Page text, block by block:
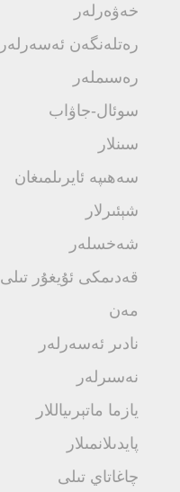
خەۋەرلەر
رەتلەنگەن ئەسەرلەر
رەسىملەر
سوئال-جاۋاب
سىنلار
سەھىپە ئايرىلمىغان
شېئىرلار
شەخسلەر
قەدىمكى ئۇيغۇر تىلى
مەن
نادىر ئەسەرلەر
نەسىرلەر
يازما ماتېرىياللار
پايدىلانمىلار
چاغاتاي تىلى